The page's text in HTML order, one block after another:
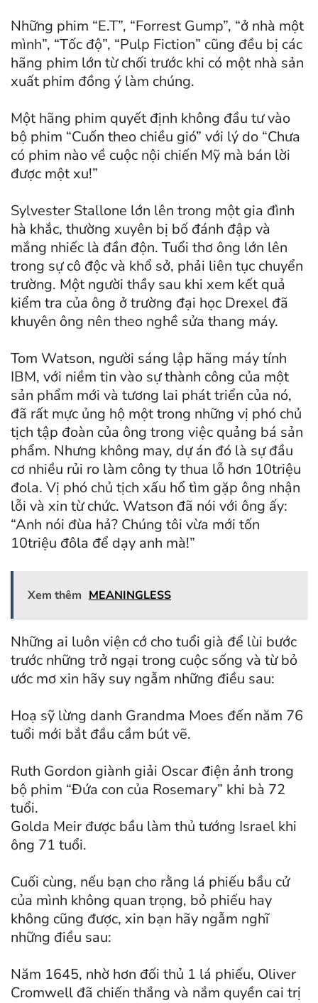
Những phim “E.T”, “Forrest Gump”, “ở nhà một
mình”, “Tốc độ”, “Pulp Fiction” cũng đều bị các
hãng phim lớn từ chối trước khi có một nhà sản
xuất phim đồng ý làm chúng.
Một hãng phim quyết định không đầu tư vào
bộ phim “Cuốn theo chiều gió” với lý do “Chưa
có phim nào về cuộc nội chiến Mỹ mà bán lời
được một xu!”
Sylvester Stallone lớn lên trong một gia đình
hà khắc, thường xuyên bị bố đánh đập và
mắng nhiếc là đần độn. Tuổi thơ ông lớn lên
trong sự cô độc và khổ sở, phải liên tục chuyển
trường. Một người thầy sau khi xem kết quả
kiểm tra của ông ở trường đại học Drexel đã
khuyên ông nên theo nghề sửa thang máy.
Tom Watson, người sáng lập hãng máy tính
IBM, với niềm tin vào sự thành công của một
sản phẩm mới và tương lai phát triển của nó,
đã rất mực ủng hộ một trong những vị phó chủ
tịch tập đoàn của ông trong việc quảng bá sản
phẩm. Nhưng không may, dự án đó là sự đầu
cơ nhiều rủi ro làm công ty thua lỗ hơn 10triệu
đola. Vị phó chủ tịch xấu hổ tìm gặp ông nhận
lỗi và xin từ chức. Watson đã nói với ông ấy:
“Anh nói đùa hả? Chúng tôi vừa mới tốn
10triệu đôla để dạy anh mà!”
Xem thêm MEANINGLESS
Những ai luôn viện cớ cho tuổi già để lùi bước
trước những trở ngại trong cuộc sống và từ bỏ
ước mơ xin hãy suy ngẫm những điều sau:
Hoạ sỹ lừng danh Grandma Moes đến năm 76
tuổi mới bắt đầu cầm bút vẽ.
Ruth Gordon giành giải Oscar điện ảnh trong
bộ phim “Đứa con của Rosemary” khi bà 72
tuổi.
Golda Meir được bầu làm thủ tướng Israel khi
ông 71 tuổi.
Cuối cùng, nếu bạn cho rằng lá phiếu bầu cử
của mình không quan trọng, bỏ phiếu hay
không cũng được, xin bạn hãy ngẫm nghĩ
những điều sau:
Năm 1645, nhờ hơn đối thủ 1 lá phiếu, Oliver
Cromwell đã chiến thắng và nắm quyền cai trị